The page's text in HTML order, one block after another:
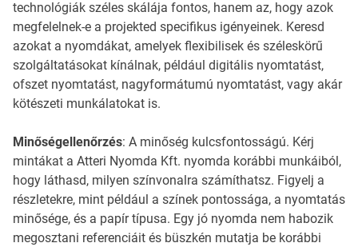
technológiák széles skálája fontos, hanem az, hogy azok
megfelelnek-e a projekted specifikus igényeinek. Keresd
azokat a nyomdákat, amelyek flexibilisek és széleskörű
szolgáltatásokat kínálnak, például digitális nyomtatást,
ofszet nyomtatást, nagyformátumú nyomtatást, vagy akár
kötészeti munkálatokat is.
Minőségellenőrzés: A minőség kulcsfontosságú. Kérj
mintákat a Atteri Nyomda Kft. nyomda korábbi munkáiból,
hogy láthasd, milyen színvonalra számíthatsz. Figyelj a
részletekre, mint például a színek pontossága, a nyomtatás
minősége, és a papír típusa. Egy jó nyomda nem habozik
megosztani referenciáit és büszkén mutatja be korábbi